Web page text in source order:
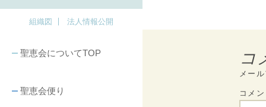
組織図 法人情報公開
聖恵会についてTOP
聖恵会便り
コ
メー
コメ